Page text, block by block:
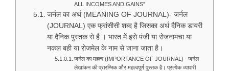
ALL INCOMES AND GAINS”
जर्नल का अर्थ (MEANING OF JOURNAL)- जर्नल
(JOURNAL) एक फ्रांसीसी शब्द है जिसका अर्थ दैनिक डायरी
या दैनिक पुस्तक से है । भारत में इसे पंजी या रोजनामचा या
नकल बही या रोजमेल के नाम से जाना जाता है।
जर्नल का महत्व (IMPORTANCE OF JOURNAL) –जर्नल
लेखांकन की प्रारम्भिक और महत्वपूर्ण पुस्तक है। प्रत्येक व्यापारी